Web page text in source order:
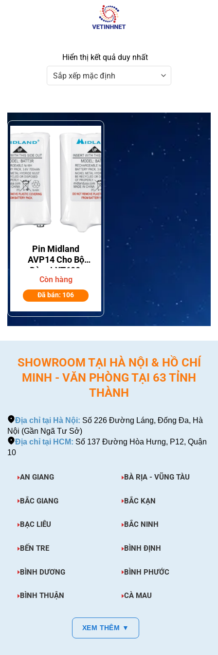
Hiển thị kết quả duy nhất
Pin Midland
AVP14 Cho Bộ
Đàm LXT600,
LXT630 Và X-
Talker – Ni-MH
3,6V 700mAh
Còn hàng
Đã bán: 106
SHOWROOM TẠI HÀ NỘI & HỒ CHÍ
MINH - VĂN PHÒNG TẠI 63 TỈNH
THÀNH
Địa chỉ tại Hà Nội: Số 226 Đường Láng, Đống Đa, Hà
Nội (Gần Ngã Tư Sở)
Địa chỉ tại HCM: Số 137 Đường Hòa Hưng, P12, Quận
10
AN GIANG BÀ RỊA - VŨNG TÀU
BẮC GIANG BẮC KẠN
BẠC LIÊU BẮC NINH
BẾN TRE BÌNH ĐỊNH
BÌNH DƯƠNG BÌNH PHƯỚC
BÌNH THUẬN CÀ MAU
XEM THÊM ▼